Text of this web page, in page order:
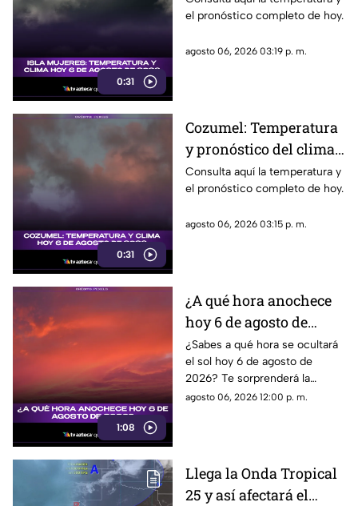
0:31
para hoy, 6 de agosto de
el pronóstico completo de hoy.
agosto 06, 2026 03:19 p. m.
0:31
Cozumel: Temperatura
y pronóstico del clima
para hoy, 6 de agosto de
2026
Consulta aquí la temperatura y
el pronóstico completo de hoy.
agosto 06, 2026 03:15 p. m.
1:08
¿A qué hora anochece
hoy 6 de agosto de
2026?
¿Sabes a qué hora se ocultará
el sol hoy 6 de agosto de
2026? Te sorprenderá la
respuesta. ¡No te pierdas esta
agosto 06, 2026 12:00 p. m.
Llega la Onda Tropical
25 y así afectará el